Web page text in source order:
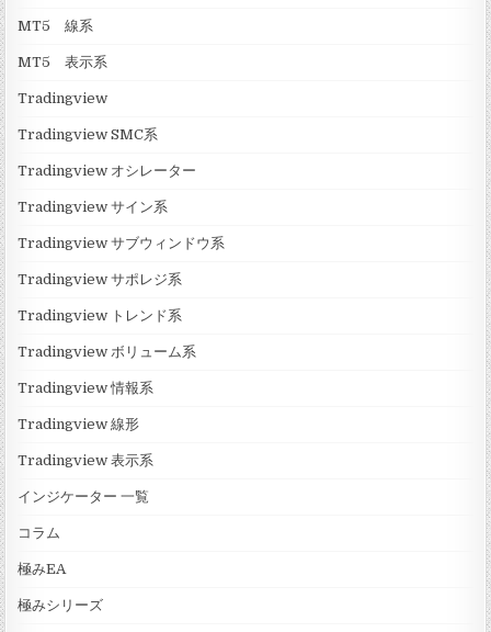
MT5 線系
MT5 表示系
Tradingview
Tradingview SMC系
Tradingview オシレーター
Tradingview サイン系
Tradingview サブウィンドウ系
Tradingview サポレジ系
Tradingview トレンド系
Tradingview ボリューム系
Tradingview 情報系
Tradingview 線形
Tradingview 表示系
インジケーター 一覧
コラム
極みEA
極みシリーズ